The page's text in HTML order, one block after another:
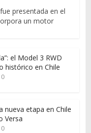
presentada en el
un motor
el Model 3 RWD
histórico en Chile
0
nueva etapa en Chile
Versa
0